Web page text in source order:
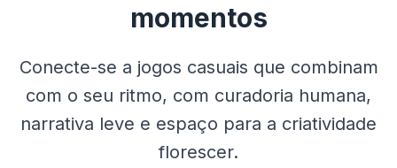
momentos
Conecte-se a jogos casuais que combinam
com o seu ritmo, com curadoria humana,
narrativa leve e espaço para a criatividade
florescer.